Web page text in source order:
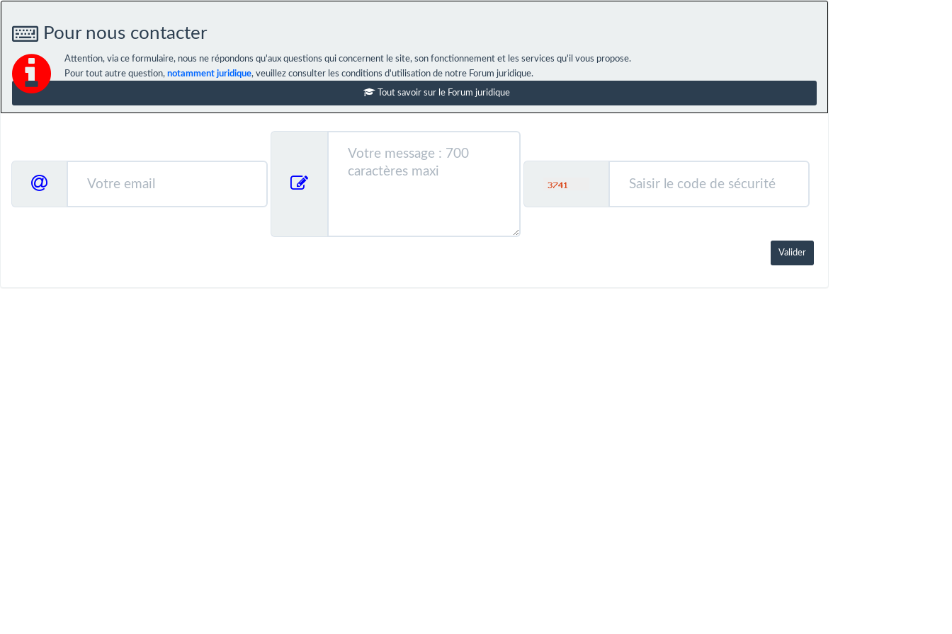
Pour nous contacter
Attention, via ce formulaire, nous ne répondons qu'aux questions qui concernent le site, son fonctionnement et les services qu'il vous propose.
Pour tout autre question,notamment juridique, veuillez consulter les conditions d'utilisation de notre Forum juridique.
Tout savoir sur le Forum juridique